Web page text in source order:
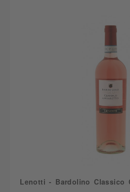
Lenotti - Bardolino Classico